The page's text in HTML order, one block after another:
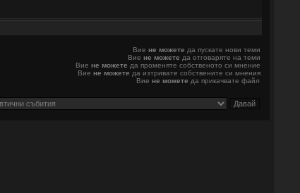
Вие не можете да пускате нови теми
Вие не можете да отговаряте на теми
Вие не можете да променяте собственото си мнение
Вие не можете да изтривате собствените си мнения
Вие не можете да прикачвате файл